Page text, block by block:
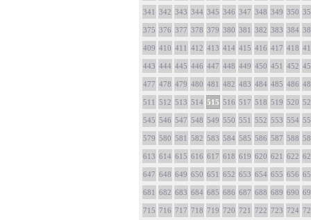
341 342 343 344 345 346 347 348 349 350
375 376 377 378 379 380 381 382 383 384
409 410 411 412 413 414 415 416 417 418
443 444 445 446 447 448 449 450 451 452
477 478 479 480 481 482 483 484 485 486
511 512 513 514 515 516 517 518 519 520
545 546 547 548 549 550 551 552 553 554
579 580 581 582 583 584 585 586 587 588
613 614 615 616 617 618 619 620 621 622
647 648 649 650 651 652 653 654 655 656
681 682 683 684 685 686 687 688 689 690
715 716 717 718 719 720 721 722 723 724